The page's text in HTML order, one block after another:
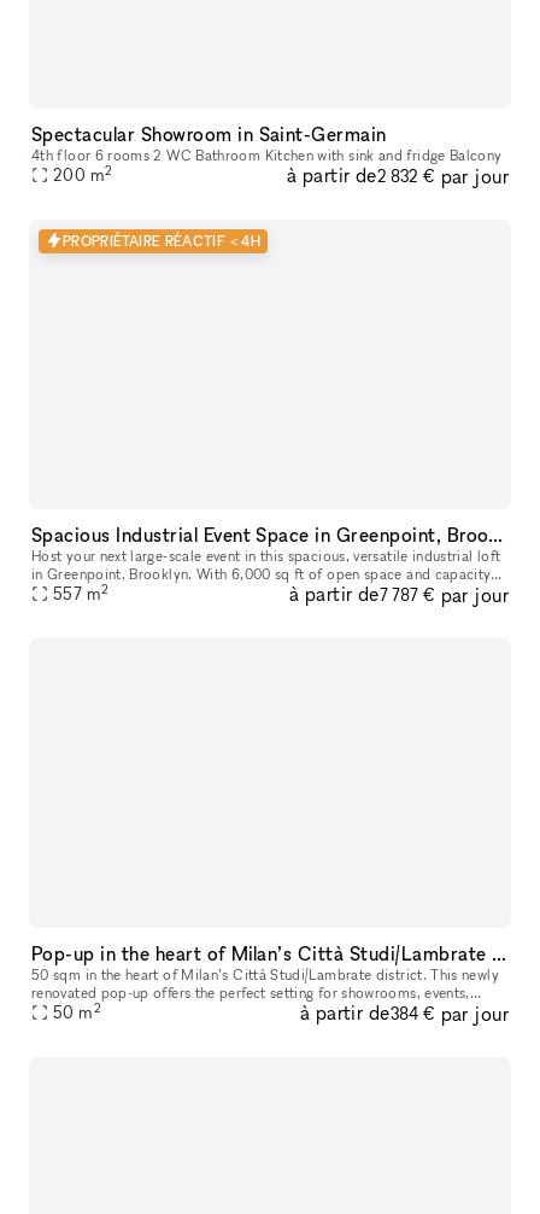
Spectacular Showroom in Saint-Germain
4th floor 6 rooms 2 WC Bathroom Kitchen with sink and fridge Balcony
200 m2 à partir de2 832 € par jour
PROPRIÉTAIRE RÉACTIF < 4H
Spacious Industrial Event Space in Greenpoint, Brooklyn
Host your next large-scale event in this spacious, versatile industrial loft
in Greenpoint, Brooklyn. With 6,000 sq ft of open space and capacity
for up to 400 guests, this venue is ideal for expos,
557 m2 à partir de7 787 € par jour
Pop-up in the heart of Milan’s Città Studi/Lambrate district
50 sqm in the heart of Milan’s Città Studi/Lambrate district. This newly
renovated pop-up offers the perfect setting for showrooms, events,
business meetings, and more, with the flexibility to host
50 m2 à partir de384 € par jour